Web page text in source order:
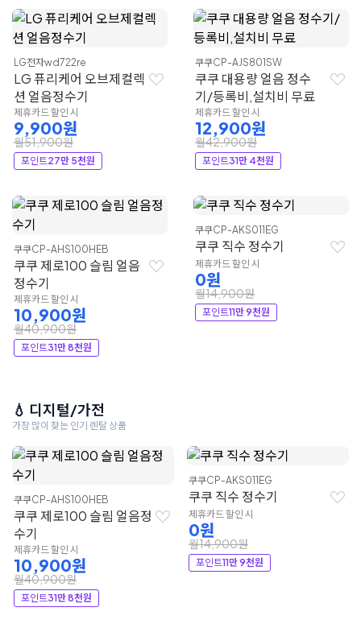
LG전자wd722re
LG 퓨리케어 오브제컬렉
션 얼음정수기
제휴카드 할인 시
9,900원
월51,900원
포인트27만 5천원
쿠쿠CP-AJS801SW
쿠쿠 대용량 얼음 정수
기/등록비,설치비 무료
제휴카드 할인 시
12,900원
월42,900원
포인트31만 4천원
쿠쿠CP-AHS100HEB
쿠쿠 제로100 슬림 얼음
정수기
제휴카드 할인 시
10,900원
월40,900원
포인트31만 8천원
쿠쿠CP-AKS011EG
쿠쿠 직수 정수기
제휴카드 할인 시
0원
월14,900원
포인트11만 9천원
💧 디지털/가전
가장 많이 찾는 인기 렌탈 상품
쿠쿠CP-AHS100HEB
쿠쿠 제로100 슬림 얼음정
수기
제휴카드 할인 시
10,900원
월40,900원
포인트31만 8천원
쿠쿠CP-AKS011EG
쿠쿠 직수 정수기
제휴카드 할인 시
0원
월14,900원
포인트11만 9천원